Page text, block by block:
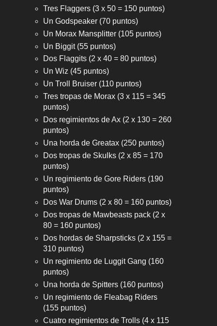
Tres Flaggers (3 x 50 = 150 puntos)
Un Godspeaker (70 puntos)
Un Morax Mansplitter (105 puntos)
Un Biggit (55 puntos)
Dos Flaggits (2 x 40 = 80 puntos)
Un Wiz (45 puntos)
Un Troll Bruiser (110 puntos)
Tres tropas de Morax (3 x 115 = 345
puntos)
Dos regimientos de Ax (2 x 130 = 260
puntos)
Una horda de Greatax (250 puntos)
Dos tropas de Skulks (2 x 85 = 170
puntos)
Un regimiento de Gore Riders (190
puntos)
Dos War Drums (2 x 80 = 160 puntos)
Dos tropas de Mawbeasts pack (2 x
80 = 160 puntos)
Dos hordas de Sharpsticks (2 x 155 =
310 puntos)
Un regimiento de Luggit Gang (160
puntos)
Una horda de Spitters (160 puntos)
Un regimiento de Fleabag Riders
(155 puntos)
Cuatro regimientos de Trolls (4 x 115